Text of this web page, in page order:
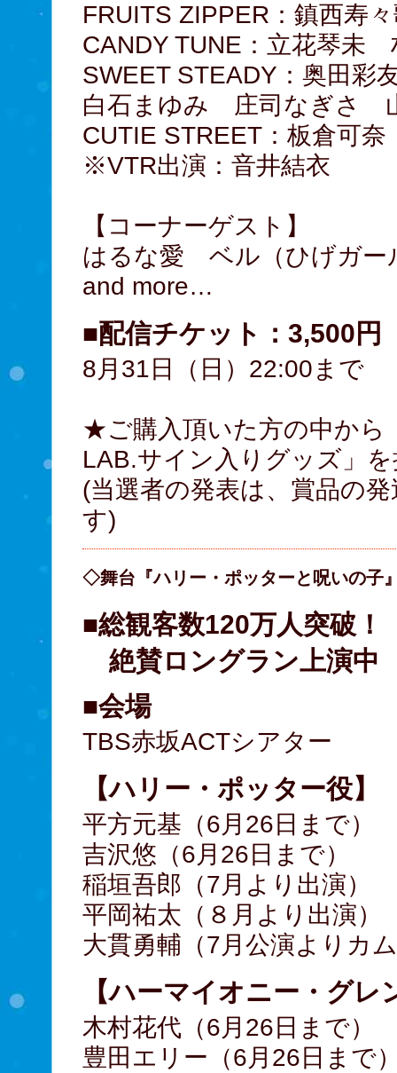
FRUITS ZIPPER：鎮西
CANDY TUNE：立花琴未
SWEET STEADY：奥田
白石まゆみ 庄司なぎさ
CUTIE STREET：板倉可
※VTR出演：音井結衣
【コーナーゲスト】
はるな愛 ベル（ひげガ
and more…
■配信チケット：3,500円
8月31日（日）22:00まで
★ご購入頂いた方の中から
LAB.サイン入りグッズ」
(当選者の発表は、賞品の
す)
◇舞台『ハリー・ポッターと呪いの子
■総観客数120万人突破
絶賛ロングラン上演中
■会場
TBS赤坂ACTシアター
【ハリー・ポッター役】
平方元基（6月26日まで）
吉沢悠（6月26日まで）
稲垣吾郎（7月より出演）
平岡祐太（８月より出演）
大貫勇輔（7月公演よりカ
【ハーマイオニー・グレ
木村花代（6月26日まで）
豊田エリー（6月26日まで